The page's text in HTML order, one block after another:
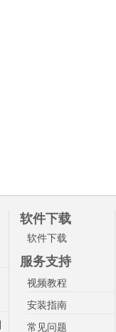
软件下载
软件下载
服务支持
视频教程
安装指南
常见问题